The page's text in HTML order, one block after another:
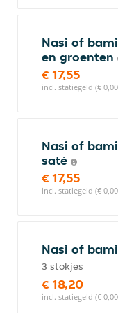
Nasi of
en groenten
€ 17,55
incl. statiegeld (€
Nasi of
saté
€ 17,55
incl. statiegeld (€
Nasi of
3 stokjes
€ 18,20
incl. statiegeld (€